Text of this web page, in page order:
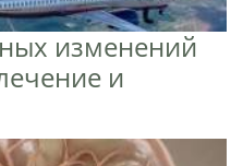
изменений
и